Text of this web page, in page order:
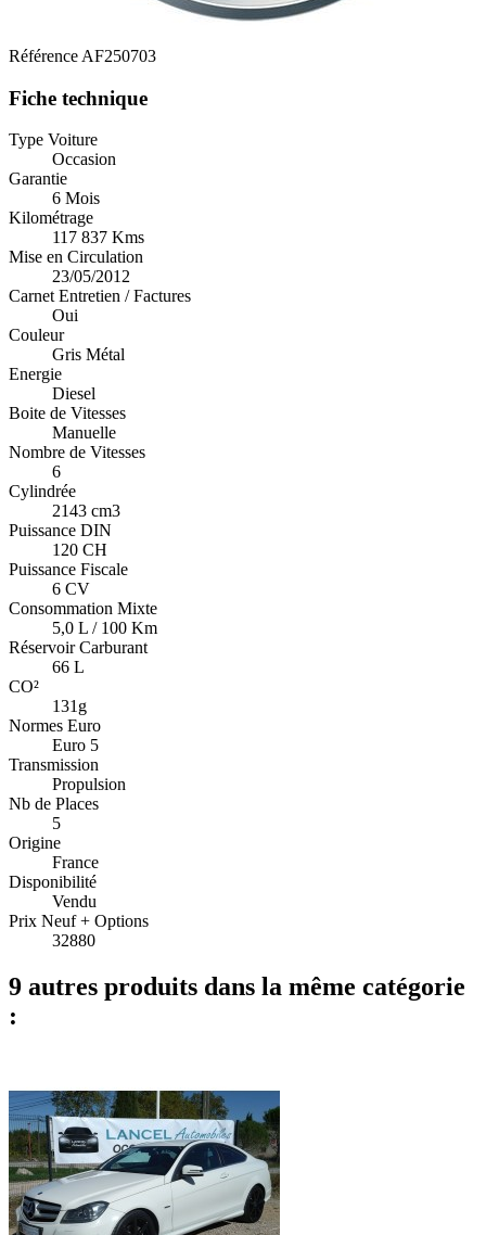
Référence AF250703
Fiche technique
Type Voiture
Occasion
Garantie
6 Mois
Kilométrage
117 837 Kms
Mise en Circulation
23/05/2012
Carnet Entretien / Factures
Oui
Couleur
Gris Métal
Energie
Diesel
Boite de Vitesses
Manuelle
Nombre de Vitesses
6
Cylindrée
2143 cm3
Puissance DIN
120 CH
Puissance Fiscale
6 CV
Consommation Mixte
5,0 L / 100 Km
Réservoir Carburant
66 L
CO²
131g
Normes Euro
Euro 5
Transmission
Propulsion
Nb de Places
5
Origine
France
Disponibilité
Vendu
Prix Neuf + Options
32880
9 autres produits dans la même catégorie
: